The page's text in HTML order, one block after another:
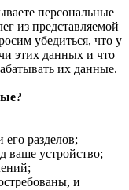
персональные
из представляемой
убедиться, что у
этих данных и что
их данные.
его разделов;
ваше устройство;
и